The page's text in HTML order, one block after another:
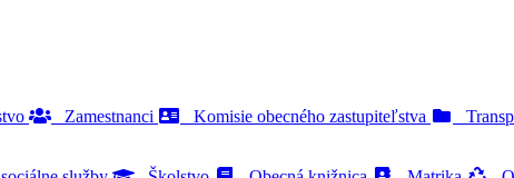
Zamestnanci Komisie obecného zastupiteľstva